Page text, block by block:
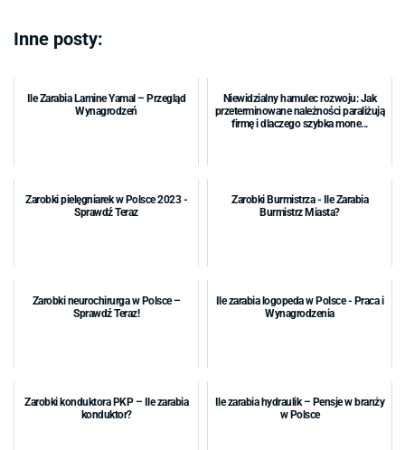
Inne posty:
Ile Zarabia Lamine Yamal – Przegląd
Wynagrodzeń
Niewidzialny hamulec rozwoju: Jak
przeterminowane należności paraliżują
firmę i dlaczego szybka mone...
Zarobki pielęgniarek w Polsce 2023 -
Sprawdź Teraz
Zarobki Burmistrza - Ile Zarabia
Burmistrz Miasta?
Zarobki neurochirurga w Polsce –
Sprawdź Teraz!
Ile zarabia logopeda w Polsce - Praca i
Wynagrodzenia
Zarobki konduktora PKP – Ile zarabia
konduktor?
Ile zarabia hydraulik – Pensje w branży
w Polsce